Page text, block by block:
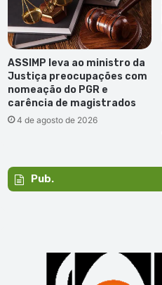
ASSIMP leva ao ministro da
Justiça preocupações com
nomeação do PGR e
carência de magistrados
4 de agosto de 2026
Pub.